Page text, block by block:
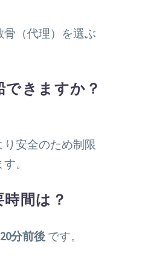
（代理）を選ぶ
きますか？
安全のため制限
。
間は？
分前後 です。